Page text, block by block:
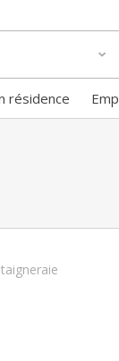
résidence